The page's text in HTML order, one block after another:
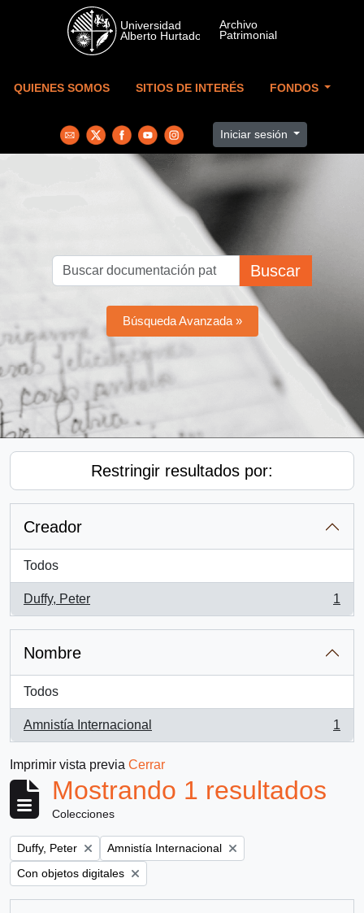
Skip to main content
QUIENES SOMOS SITIOS DE INTERÉS FONDOS
Iniciar sesión
Buscar
Búsqueda Avanzada »
Restringir resultados por:
Creador
Todos
Duffy, Peter
, 1 resultados
1
Nombre
Todos
Amnistía Internacional
, 1 resultados
1
Imprimir vista previa Cerrar
Mostrando 1 resultados
Colecciones
Remove filter:
Duffy, Peter Remove filter:
Amnistía Internacional
Remove filter:
Con objetos digitales